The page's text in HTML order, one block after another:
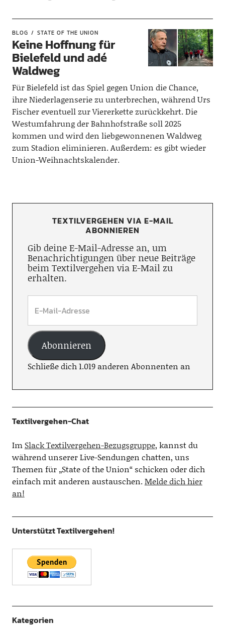
BLOG STATE OF THE UNION
Keine Hoffnung für
Bielefeld und adé
Waldweg
Für Bielefeld ist das Spiel gegen Union die Chance,
ihre Niederlagenserie zu unterbrechen, während Urs
Fischer eventuell zur Viererkette zurückkehrt. Die
Westumfahrung der Bahnhofstraße soll 2025
kommen und wird den liebgewonnenen Waldweg
zum Stadion eliminieren. Außerdem: es gibt wieder
Union-Weihnachtskalender.
TEXTILVERGEHEN VIA E-MAIL
ABONNIEREN
Gib deine E-Mail-Adresse an, um
Benachrichtigungen über neue Beiträge
beim Textilvergehen via E-Mail zu
erhalten.
Abonnieren
Schließe dich 1.019 anderen Abonnenten an
Textilvergehen-Chat
Im Slack Textilvergehen-Bezugsgruppe, kannst du
während unserer Live-Sendungen chatten, uns
Themen für „State of the Union“ schicken oder dich
einfach mit anderen austauschen.Melde dich hier
an!
Unterstützt Textilvergehen!
Kategorien